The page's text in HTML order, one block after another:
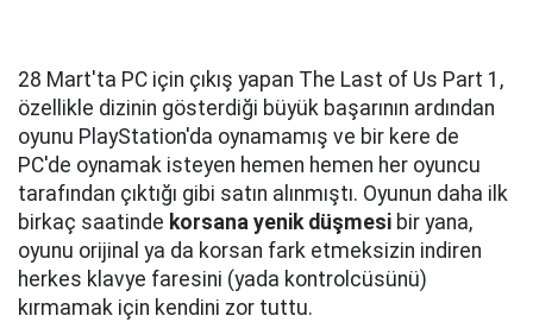
28 Mart'ta PC için çıkış yapan The Last of Us Part 1,
özellikle dizinin gösterdiği büyük başarının ardından
oyunu PlayStation'da oynamamış ve bir kere de
PC'de oynamak isteyen hemen hemen her oyuncu
tarafından çıktığı gibi satın alınmıştı. Oyunun daha ilk
birkaç saatinde korsana yenik düşmesi bir yana,
oyunu orijinal ya da korsan fark etmeksizin indiren
herkes klavye faresini (yada kontrolcüsünü)
kırmamak için kendini zor tuttu.